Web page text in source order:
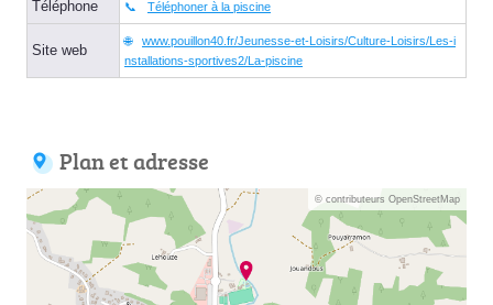
Téléphone Téléphoner à la piscine
Site web
www.pouillon40.fr/Jeunesse-et-Loisirs/Culture-Loisirs/Les-i
nstallations-sportives2/La-piscine
Plan et adresse
© contributeurs OpenStreetMap